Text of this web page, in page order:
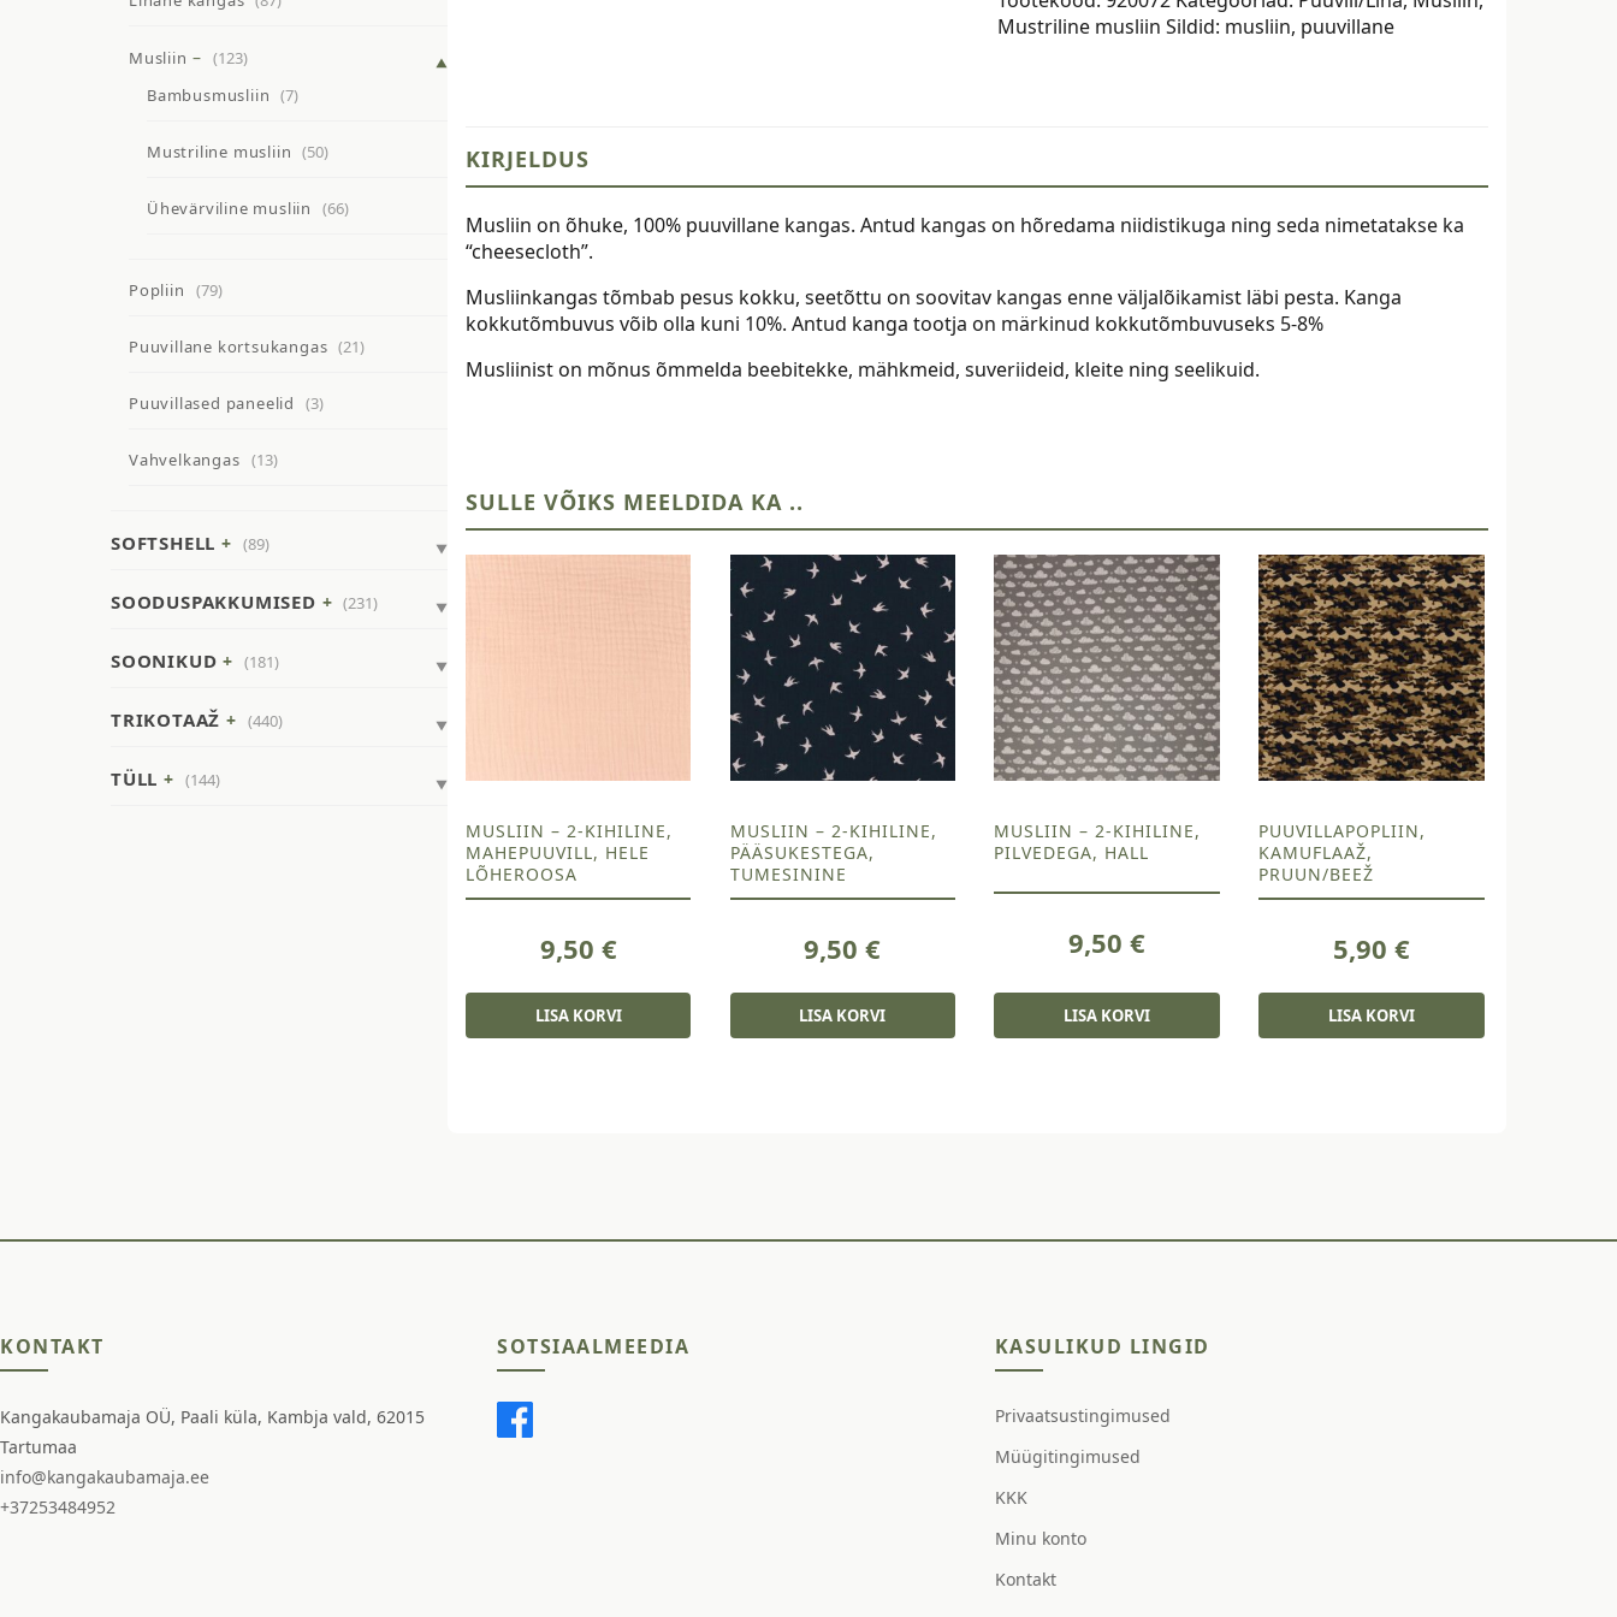
Musliin
(123)
Bambusmusliin (7)
Mustriline musliin (50)
Ühevärviline musliin (66)
Popliin (79)
Puuvillane kortsukangas (21)
Puuvillased paneelid (3)
Vahvelkangas (13)
SOFTSHELL (89)
SOODUSPAKKUMISED (231)
SOONIKUD (181)
TRIKOTAAŽ (440)
TÜLL (144)
Mustriline musliin Sildid: musliin, puuvillane
KIRJELDUS
Musliin on õhuke, 100% puuvillane kangas. Antud kangas on hõredama niidistikuga ning seda nimetatakse ka
“cheesecloth”.
Musliinkangas tõmbab pesus kokku, seetõttu on soovitav kangas enne väljalõikamist läbi pesta. Kanga
kokkutõmbuvus võib olla kuni 10%. Antud kanga tootja on märkinud kokkutõmbuvuseks 5-8%
Musliinist on mõnus õmmelda beebitekke, mähkmeid, suveriideid, kleite ning seelikuid.
SULLE VÕIKS MEELDIDA KA ..
MUSLIIN – 2-KIHILINE,
MAHEPUUVILL, HELE
LÕHEROOSA
9,50 €
LISA KORVI
MUSLIIN – 2-KIHILINE,
PÄÄSUKESTEGA,
TUMESININE
9,50€
LISA KORVI
MUSLIIN – 2-KIHILINE,
PILVEDEGA, HALL
9,50€
LISA KORVI
PUUVILLAPOPLIIN,
KAMUFLAAŽ,
PRUUN/BEEŽ
5,90 €
LISA KORVI
KONTAKT
Kangakaubamaja OÜ, Paali küla, Kambja vald, 62015
Tartumaa
info@kangakaubamaja.ee
+37253484952
SOTSIAALMEEDIA KASULIKUD LINGID
Privaatsustingimused
Müügitingimused
KKK
Minu konto
Kontakt